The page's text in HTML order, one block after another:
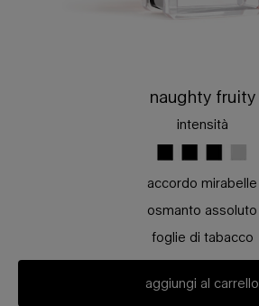
naughty fruity
intensità
accordo mirabelle
osmanto assoluto
foglie di tabacco
aggiungi al carrello